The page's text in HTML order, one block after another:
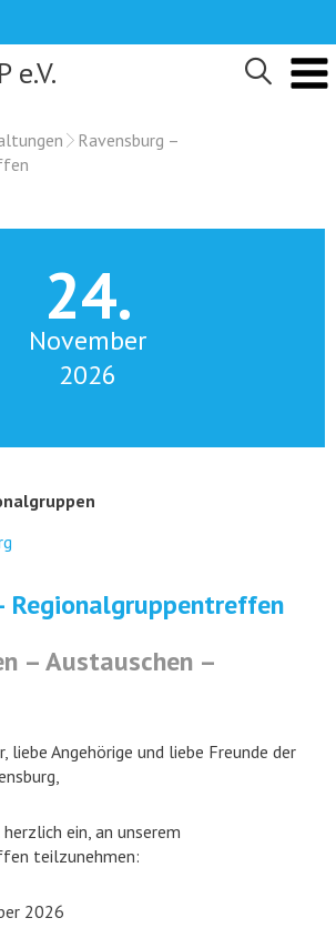
e.V.
Ravensburg –
24.
November
2026
Regionalgruppentreffen
– Austauschen –
liebe Angehörige und liebe Freunde der
ein, an unserem
teilzunehmen:
2026